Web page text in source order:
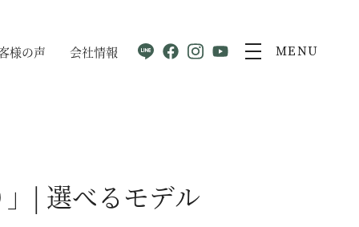
様の声 会社情報 MENU
| 選べるモデル